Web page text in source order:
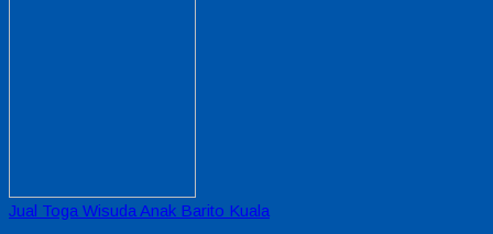
Jual Toga Wisuda Anak Barito Kuala